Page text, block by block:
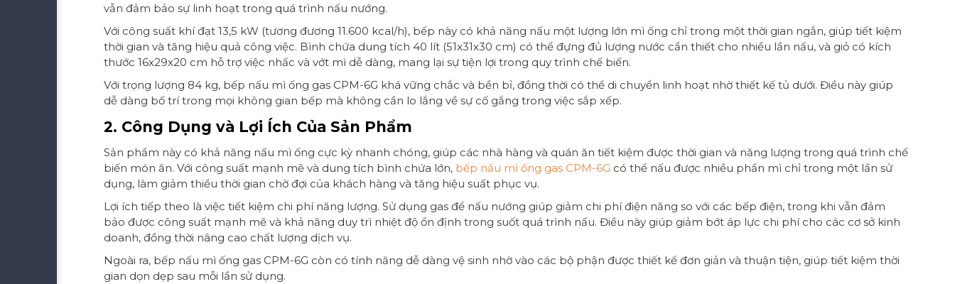
vẫn đảm bảo sự linh hoạt trong quá trình nấu nướng.
Với công suất khí đạt 13,5 kW (tương đương 11.600 kcal/h), bếp này có khả năng nấu một lượng lớn mì ống chỉ trong một thời gian ngắn, giúp tiết kiệm
thời gian và tăng hiệu quả công việc. Bình chứa dung tích 40 lít (51x31x30 cm) có thể đựng đủ lượng nước cần thiết cho nhiều lần nấu, và giỏ có kích
thước 16x29x20 cm hỗ trợ việc nhấc và vớt mì dễ dàng, mang lại sự tiện lợi trong quy trình chế biến.
Với trọng lượng 84 kg, bếp nấu mì ống gas CPM-6G khá vững chắc và bền bỉ, đồng thời có thể di chuyển linh hoạt nhờ thiết kế tủ dưới. Điều này giúp
dễ dàng bố trí trong mọi không gian bếp mà không cần lo lắng về sự cố gắng trong việc sắp xếp.
2. Công Dụng và Lợi Ích Của Sản Phẩm
Sản phẩm này có khả năng nấu mì ống cực kỳ nhanh chóng, giúp các nhà hàng và quán ăn tiết kiệm được thời gian và năng lượng trong quá trình chế
biến món ăn. Với công suất mạnh mẽ và dung tích bình chứa lớn, bếp nấu mì ống gas CPM-6G có thể nấu được nhiều phần mì chỉ trong một lần sử
dụng, làm giảm thiểu thời gian chờ đợi của khách hàng và tăng hiệu suất phục vụ.
Lợi ích tiếp theo là việc tiết kiệm chi phí năng lượng. Sử dụng gas để nấu nướng giúp giảm chi phí điện năng so với các bếp điện, trong khi vẫn đảm
bảo được công suất mạnh mẽ và khả năng duy trì nhiệt độ ổn định trong suốt quá trình nấu. Điều này giúp giảm bớt áp lực chi phí cho các cơ sở kinh
doanh, đồng thời nâng cao chất lượng dịch vụ.
Ngoài ra, bếp nấu mì ống gas CPM-6G còn có tính năng dễ dàng vệ sinh nhờ vào các bộ phận được thiết kế đơn giản và thuận tiện, giúp tiết kiệm thời
gian dọn dẹp sau mỗi lần sử dụng.